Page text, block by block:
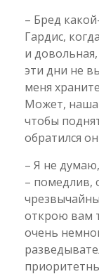
– Бред
Гардис,
и довольная,
эти дни не
меня
Может, наша
чтобы
обратился
– Я не
– помедлив,
открою вам
очень